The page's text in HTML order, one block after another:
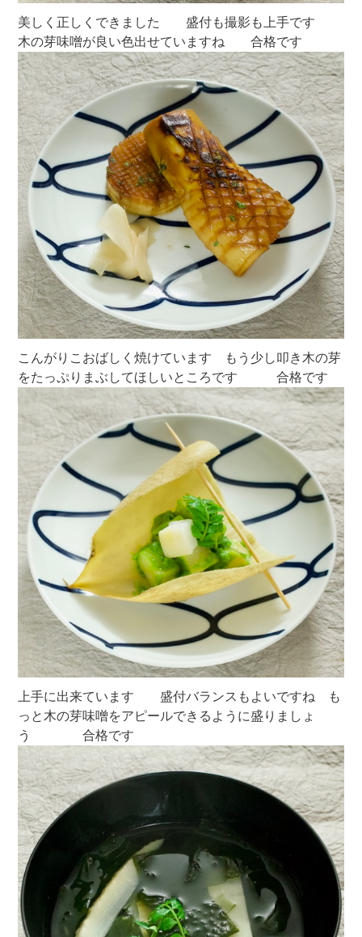
美しく正しくできました 盛付も撮影も上手です
木の芽味噌が良い色出せていますね 合格です
こんがりこおばしく焼けています もう少し叩き木の芽
をたっぷりまぶしてほしいところです 合格です
上手に出来ています 盛付バランスもよいですね も
っと木の芽味噌をアピールできるように盛りましょ
う 合格です